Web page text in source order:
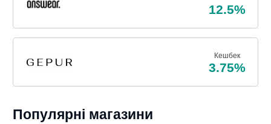
12.5%
Кешбек
3.75%
Популярні магазини